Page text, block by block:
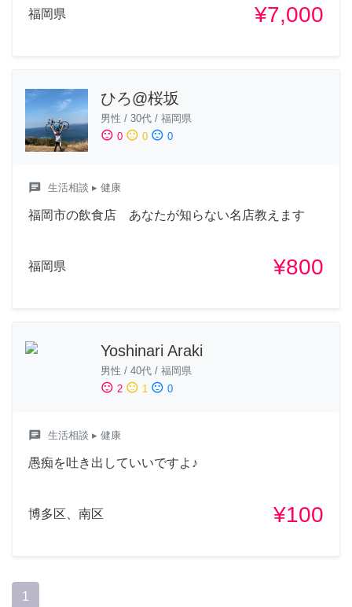
福岡県 ¥7,000
ひろ@桜坂
男性 / 30代 / 福岡県
sentiment_satisfied 0 sentiment_neutral 0 sentiment_dissatisfied 0
chat 生活相談 ▸ 健康
福岡市の飲食店 あなたが知らない名店教えます
福岡県 ¥800
Yoshinari Araki
男性 / 40代 / 福岡県
sentiment_satisfied 2 sentiment_neutral 1 sentiment_dissatisfied 0
chat 生活相談 ▸ 健康
愚痴を吐き出していいですよ♪
博多区、南区 ¥100
1